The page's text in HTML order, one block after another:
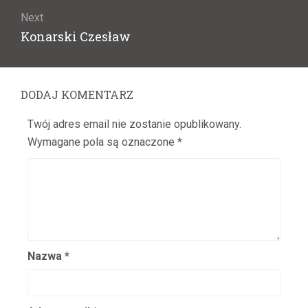
Berowska Jadwiga
Bestani Sława
Betcherowa Stefania
Białkowska Zofia
Białkowski Tadeusz
Bielenia Jerzy
Next
Next
Konarski Czesław
DODAJ KOMENTARZ
Twój adres email nie zostanie opublikowany.
Wymagane pola są oznaczone *
Nazwa *